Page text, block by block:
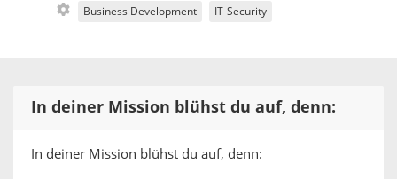
Business Development IT-Security
In deiner Mission blühst du auf, denn:
In deiner Mission blühst du auf, denn: